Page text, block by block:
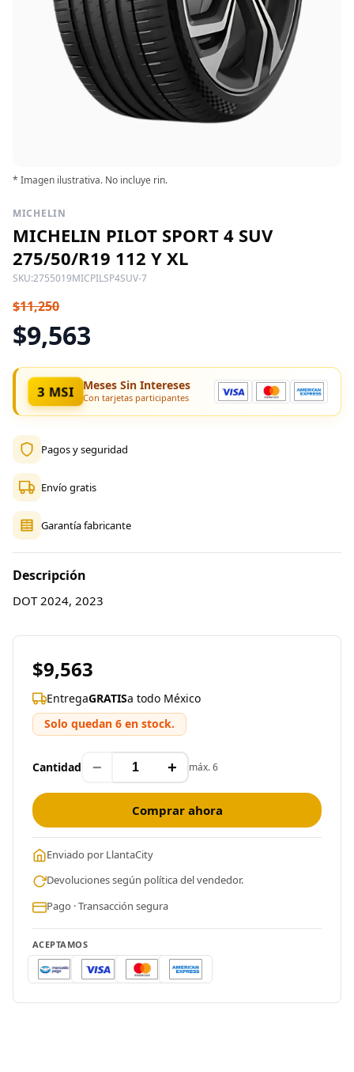
* Imagen ilustrativa. No incluye rin.
MICHELIN
MICHELIN PILOT SPORT 4 SUV
275/50/R19 112 Y XL
SKU:2755019MICPILSP4SUV-7
$11,250
$9,563
3 MSI Meses Sin Intereses
Con tarjetas participantes
Pagos y seguridad
Envío gratis
Garantía fabricante
Descripción
DOT 2024, 2023
$9,563
EntregaGRATISa todo México
Solo quedan 6 en stock.
Cantidad − + máx. 6
Comprar ahora
Enviado por LlantaCity
Devoluciones según política del vendedor.
Pago · Transacción segura
ACEPTAMOS